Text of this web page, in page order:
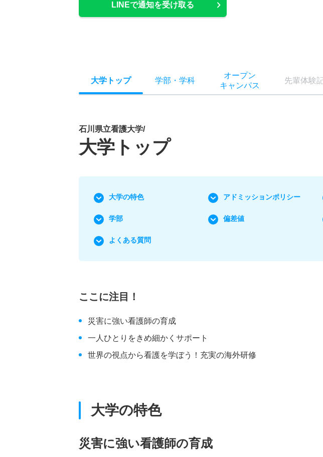
LINEで通知を受け取る
大学トップ 学部 ・ 学科
オープン
キャンパス
先輩体験
石川県立看護大学/
大学トップ
大学の特色 アドミッションポリシー
学部 偏差値
よくある質問
ここに注目！
災害に強い看護師の育成
一人ひとりをきめ細かくサポート
世界の視点から看護を学ぼう！充実の海外研修
大学の特色
災害に強い看護師の育成